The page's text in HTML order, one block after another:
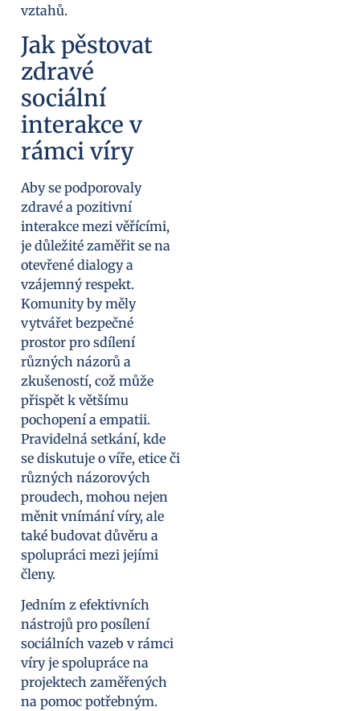
vztahů.
Jak pěstovat
zdravé
sociální
interakce v
rámci víry
Aby se podporovaly
zdravé a pozitivní
interakce mezi věřícími,
je důležité zaměřit se na
otevřené dialogy a
vzájemný respekt.
Komunity by měly
vytvářet bezpečné
prostor pro sdílení
různých názorů a
zkušeností, což může
přispět k většímu
pochopení a empatii.
Pravidelná setkání, kde
se diskutuje o víře, etice či
různých názorových
proudech, mohou nejen
měnit vnímání víry, ale
také budovat důvěru a
spolupráci mezi jejími
členy.
Jedním z efektivních
nástrojů pro posílení
sociálních vazeb v rámci
víry je spolupráce na
projektech zaměřených
na pomoc potřebným.